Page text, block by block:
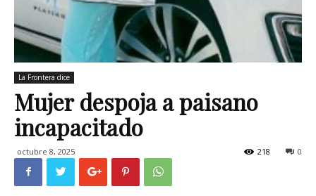
La Frontera dice
Mujer despoja a paisano
incapacitado
octubre 8, 2025 0
218